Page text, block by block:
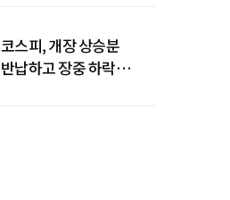
코스피, 개장 상승분
반납하고 장중 하락